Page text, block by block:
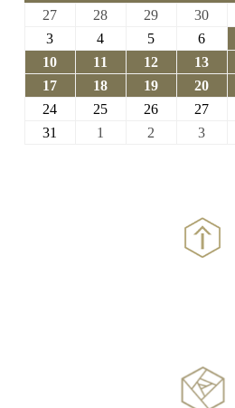
曜
曜
曜
曜
272026-
27
282026-
292026-
302026-
32026-
08-
03
42026-
08-
04
52026-
08-
05
62026-
08-
06
102026-
08-
11
08-
11
12
08-
12
132026-
08-
13
172026-
08-
182026-
08-
192026-
08-
202026-
08-
242026-
252026-
262026-
272026-
31 1 2 32026-